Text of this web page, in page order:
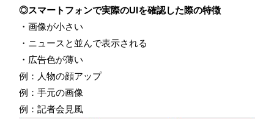
◎スマートフォンで実際のUIを確認した際の特徴
・画像が小さい
・ニュースと並んで表示される
・広告色が薄い
例：人物の顔アップ
例：手元の画像
例：記者会見風